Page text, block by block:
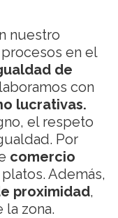
nuestro
en el
de
con
lucrativas.
el respeto
Por
comercio
Además,
proximidad,
zona.